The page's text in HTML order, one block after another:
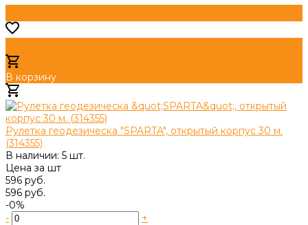
В корзину
Рулетка геодезическа "SPARTA", открытый корпус 30 м.
(314355)
В наличии: 5 шт.
Цена за шт
596 руб.
596 руб.
-0%
-
+